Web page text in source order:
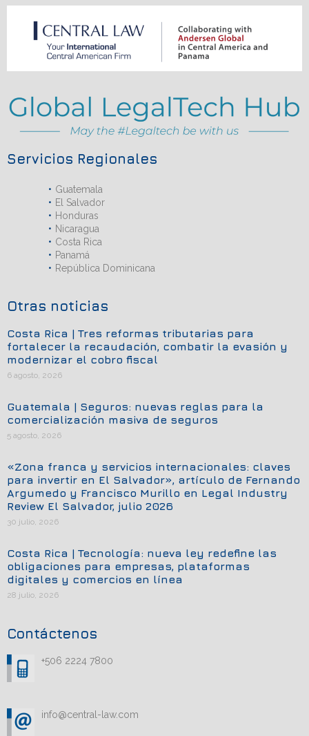
Servicios Regionales
Guatemala
El Salvador
Honduras
Nicaragua
Costa Rica
Panamá
República Dominicana
Otras noticias
Costa Rica | Tres reformas tributarias para
fortalecer la recaudación, combatir la evasión y
modernizar el cobro fiscal
6 agosto, 2026
Guatemala | Seguros: nuevas reglas para la
comercialización masiva de seguros
5 agosto, 2026
«Zona franca y servicios internacionales: claves
para invertir en El Salvador», artículo de Fernando
Argumedo y Francisco Murillo en Legal Industry
Review El Salvador, julio 2026
30 julio, 2026
Costa Rica | Tecnología: nueva ley redefine las
obligaciones para empresas, plataformas
digitales y comercios en línea
28 julio, 2026
Contáctenos
+506 2224 7800
info@central-law.com